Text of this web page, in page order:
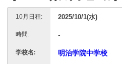
2025/10/1(水)
-
明治学院中学校